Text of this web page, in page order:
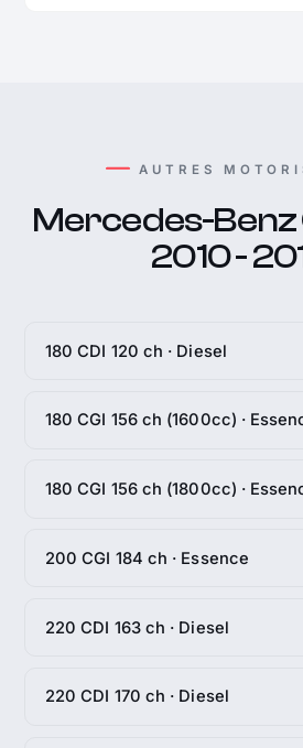
AUTRES
Mercedes-Benz
2010 -
180 CDI 120 ch · Diesel
180 CGI 156 ch (1600cc) ·
180 CGI 156 ch (1800cc) ·
200 CGI 184 ch · Essence
220 CDI 163 ch · Diesel
220 CDI 170 ch · Diesel